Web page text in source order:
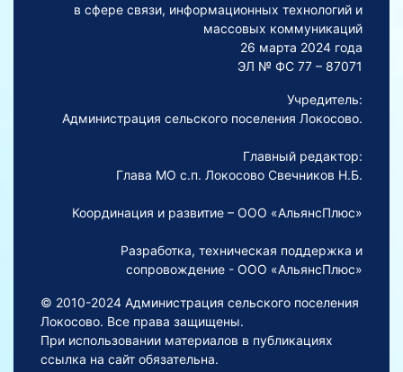
в сфере связи, информационных технологий и
массовых коммуникаций
26 марта 2024 года
ЭЛ № ФС 77 – 87071
Учредитель:
Администрация сельского поселения Локосово.
Главный редактор:
Глава МО с.п. Локосово Свечников Н.Б.
Координация и развитие – ООО «АльянсПлюс»
Разработка, техническая поддержка и
сопровождение - ООО «АльянсПлюс»
© 2010-2024 Администрация сельского поселения
Локосово. Все права защищены.
При использовании материалов в публикациях
ссылка на сайт обязательна.